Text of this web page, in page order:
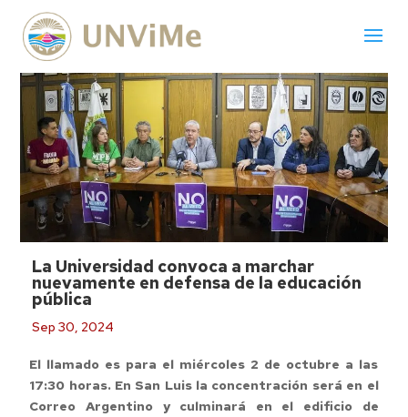
La Universidad convoca a marchar
nuevamente en defensa de la educación
pública
Sep 30, 2024
El llamado es para el miércoles 2 de octubre a las
17:30 horas. En San Luis la concentración será en el
Correo Argentino y culminará en el edificio de